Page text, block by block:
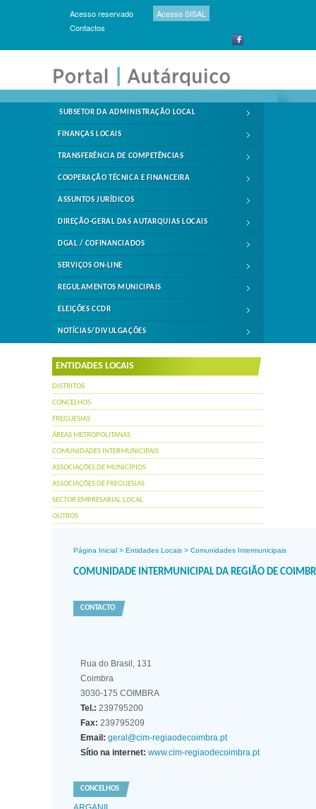
Acesso reservado
Acesso SISAL
Contactos
SUBSETOR DA ADMINISTRAÇÃO LOCAL
FINANÇAS LOCAIS
TRANSFERÊNCIA DE COMPETÊNCIAS
COOPERAÇÃO TÉCNICA E FINANCEIRA
ASSUNTOS JURÍDICOS
DIREÇÃO-GERAL DAS AUTARQUIAS LOCAIS
DGAL / COFINANCIADOS
SERVIÇOS ON-LINE
REGULAMENTOS MUNICIPAIS
ELEIÇÕES CCDR
NOTÍCIAS/DIVULGAÇÕES
ENTIDADES LOCAIS
DISTRITOS
CONCELHOS
FREGUESIAS
ÁREAS METROPOLITANAS
COMUNIDADES INTERMUNICIPAIS
ASSOCIAÇÕES DE MUNICÍPIOS
ASSOCIAÇÕES DE FREGUESIAS
SECTOR EMPRESARIAL LOCAL
OUTROS
Página Inicial > Entidades Locais > Comunidades Intermunicipais
COMUNIDADE INTERMUNICIPAL DA REGIÃO DE
CONTACTO
Rua do Brasil, 131
Coimbra
3030-175 COIMBRA
Tel.: 239795200
Fax: 239795209
Email: geral@cim-regiaodecoimbra.pt
Sítio na internet: www.cim-regiaodecoimbra.pt
CONCELHOS